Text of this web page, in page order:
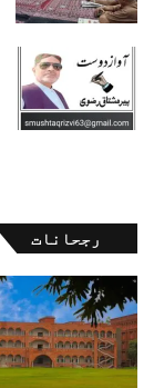
رجحانات